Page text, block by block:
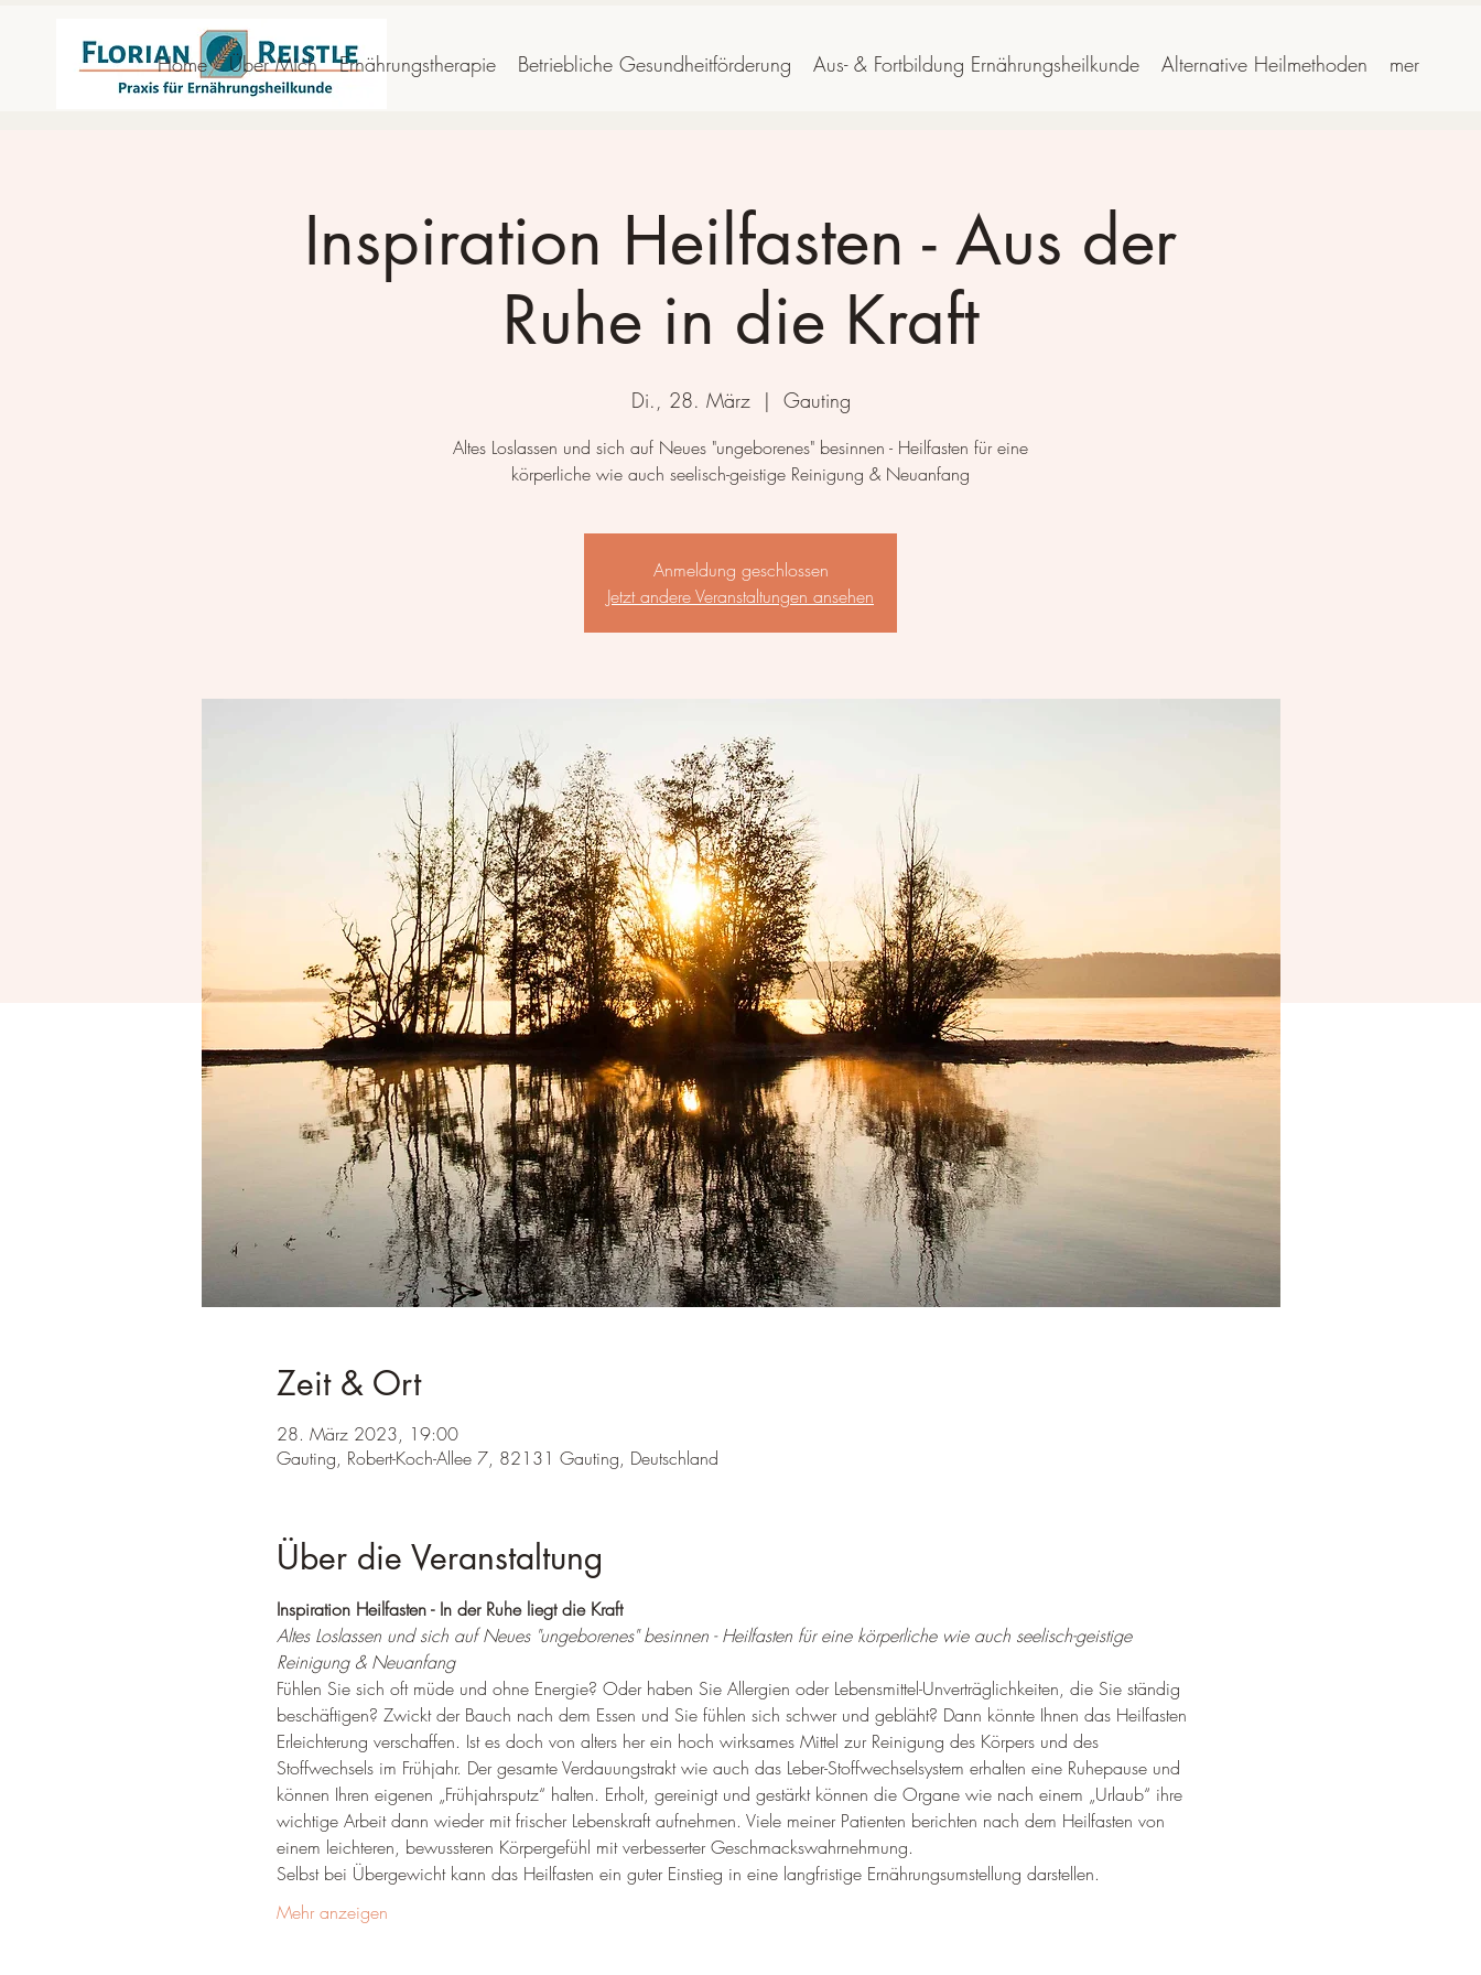
Home Über Mich Ernährungstherapie Betriebliche Gesundheitförderung Aus- & Fortbildung Ernährungsheilkunde Alternative Heilmethoden mer
Inspiration Heilfasten - Aus der
Ruhe in die Kraft
Di., 28. März
  |
Gauting
Altes Loslassen und sich auf Neues "ungeborenes" besinnen - Heilfasten für eine
Anmeldung geschlossen
Jetzt andere Veranstaltungen ansehen
Zeit & Ort
28. März 2023, 19:00
Gauting, Robert-Koch-Allee 7, 82131 Gauting, Deutschland
Über die Veranstaltung
Inspiration Heilfasten - In der Ruhe liegt die Kraft
Altes Loslassen und sich auf Neues "ungeborenes" besinnen - Heilfasten für eine körperliche wie auch seelisch-geistige
Reinigung & Neuanfang
Fühlen Sie sich oft müde und ohne Energie? Oder haben Sie Allergien oder Lebensmittel-Unverträglichkeiten, die Sie ständig
beschäftigen? Zwickt der Bauch nach dem Essen und Sie fühlen sich schwer und gebläht? Dann könnte Ihnen das Heilfasten
Erleichterung verschaffen. Ist es doch von alters her ein hoch wirksames Mittel zur Reinigung des Körpers und des
Stoffwechsels im Frühjahr. Der gesamte Verdauungstrakt wie auch das Leber-Stoffwechselsystem erhalten eine Ruhepause und
können Ihren eigenen „Frühjahrsputz“ halten. Erholt, gereinigt und gestärkt können die Organe wie nach einem „Urlaub“ ihre
wichtige Arbeit dann wieder mit frischer Lebenskraft aufnehmen. Viele meiner Patienten berichten nach dem Heilfasten von
einem leichteren, bewussteren Körpergefühl mit verbesserter Geschmackswahrnehmung.
Selbst bei Übergewicht kann das Heilfasten ein guter Einstieg in eine langfristige Ernährungsumstellung darstellen.
Mehr anzeigen